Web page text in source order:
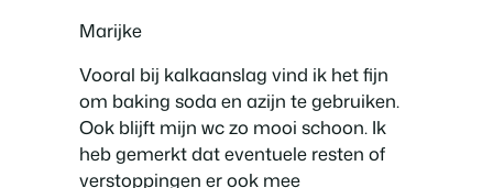
Marijke
Vooral bij kalkaanslag vind ik het fijn
om baking soda en azijn te gebruiken.
Ook blijft mijn wc zo mooi schoon. Ik
heb gemerkt dat eventuele resten of
verstoppingen er ook mee